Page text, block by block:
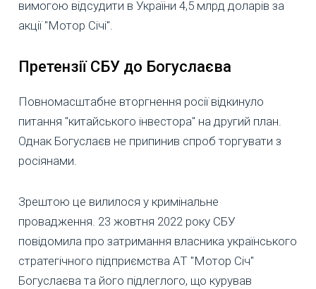
вимогою відсудити в України 4,5 млрд доларів за
акції "Мотор Січі".
Претензії СБУ до Богуслаєва
Повномасштабне вторгнення росії відкинуло
питання "китайського інвестора" на другий план.
Однак Богуслаєв не припинив спроб торгувати з
росіянами.
Зрештою це вилилося у кримінальне
провадження. 23 жовтня 2022 року СБУ
повідомила про затримання власника українського
стратегічного підприємства АТ "Мотор Січ"
Богуслаєва та його підлеглого, що курував